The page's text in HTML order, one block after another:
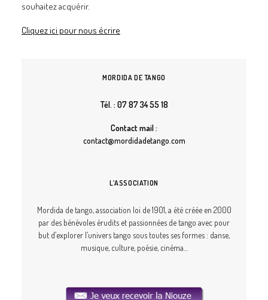
souhaitez acquérir.
Cliquez ici pour nous écrire
MORDIDA DE TANGO
Tél. : 07 87 34 55 18
Contact mail :
contact@mordidadetango.com
L’ASSOCIATION
Mordida de tango, association loi de 1901, a été créée en 2000
par des bénévoles érudits et passionnées de tango avec pour
but d’explorer l’univers tango sous toutes ses formes : danse,
musique, culture, poésie, cinéma…